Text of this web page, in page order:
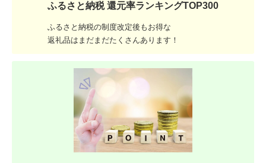
ふるさと納税 還元率ランキングTOP300
ふるさと納税の制度改定後もお得な
返礼品はまだまだたくさんあります！